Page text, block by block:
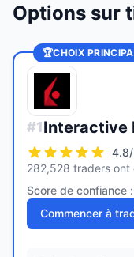
Options sur
🏆CHOIX
#1Interactive
4.8
282,528 traders ont
Score de confiance :
Commencer à